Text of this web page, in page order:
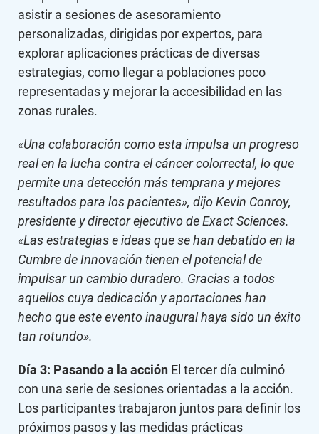
asistir a sesiones de asesoramiento
personalizadas, dirigidas por expertos, para
explorar aplicaciones prácticas de diversas
estrategias, como llegar a poblaciones poco
representadas y mejorar la accesibilidad en las
zonas rurales.
«Una colaboración como esta impulsa un progreso
real en la lucha contra el cáncer colorrectal, lo que
permite una detección más temprana y mejores
resultados para los pacientes», dijo Kevin Conroy,
presidente y director ejecutivo de Exact Sciences.
«Las estrategias e ideas que se han debatido en la
Cumbre de Innovación tienen el potencial de
impulsar un cambio duradero. Gracias a todos
aquellos cuya dedicación y aportaciones han
hecho que este evento inaugural haya sido un éxito
tan rotundo».
Día 3: Pasando a la acción El tercer día culminó
con una serie de sesiones orientadas a la acción.
Los participantes trabajaron juntos para definir los
próximos pasos y las medidas prácticas